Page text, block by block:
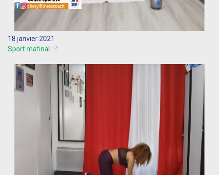
18 janvier 2021
Sport matinal